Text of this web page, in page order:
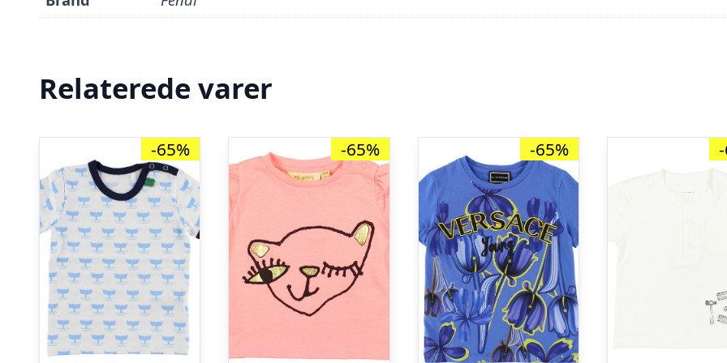
Relaterede varer
-65% -65% -65%